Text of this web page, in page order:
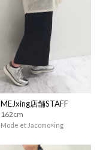
MEJxing店舗STAFF
162cm
Mode et Jacomo×ing